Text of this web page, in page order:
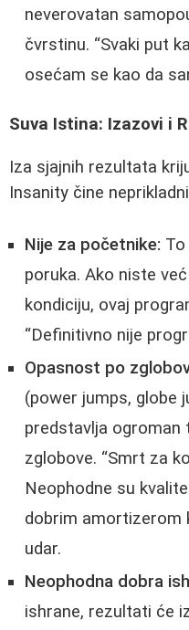
neverovatan
čvrstinu. “Svaki put
osećam se kao da
Suva Istina: Izazovi i
Iza sjajnih rezultata
Insanity čine
Nije za početnike: To
poruka. Ako niste
kondiciju, ovaj
“Definitivno nije
Opasnost po
(power jumps, globe
predstavlja ogroman
zglobove. “Smrt za
Neophodne su
dobrim amortizerom
udar.
Neophodna dobra
ishrane, rezultati će